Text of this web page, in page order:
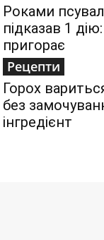
Роками
підказав 1
пригорає
Рецепти
Горох
без
інгредієнт